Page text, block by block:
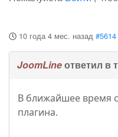
10 года 4 мес. назад #5614
JoomLineответил в
В ближайшее время
плагина.